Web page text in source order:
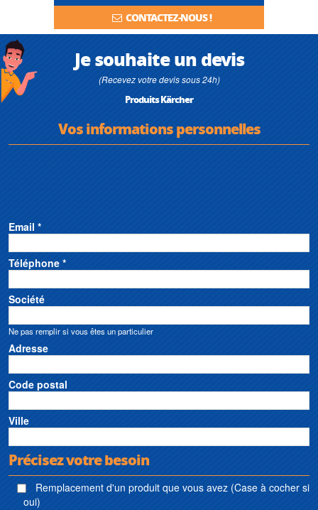
CONTACTEZ-NOUS !
Je souhaite un devis
(Recevez votre devis sous 24h)
Produits Kärcher
Vos informations personnelles
Email *
Téléphone *
Société
Ne pas remplir si vous êtes un particulier
Adresse
Code postal
Ville
Précisez votre besoin
Remplacement d'un produit que vous avez (Case à cocher si
oui)